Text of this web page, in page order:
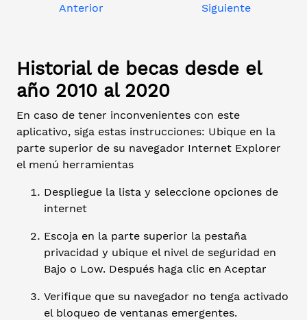
Anterior Siguiente
Historial de becas desde el
año 2010 al 2020
En caso de tener inconvenientes con este
aplicativo, siga estas instrucciones: Ubique en la
parte superior de su navegador Internet Explorer
el menú herramientas
Despliegue la lista y seleccione opciones de
internet
Escoja en la parte superior la pestaña
privacidad y ubique el nivel de seguridad en
Bajo o Low. Después haga clic en Aceptar
Verifique que su navegador no tenga activado
el bloqueo de ventanas emergentes.